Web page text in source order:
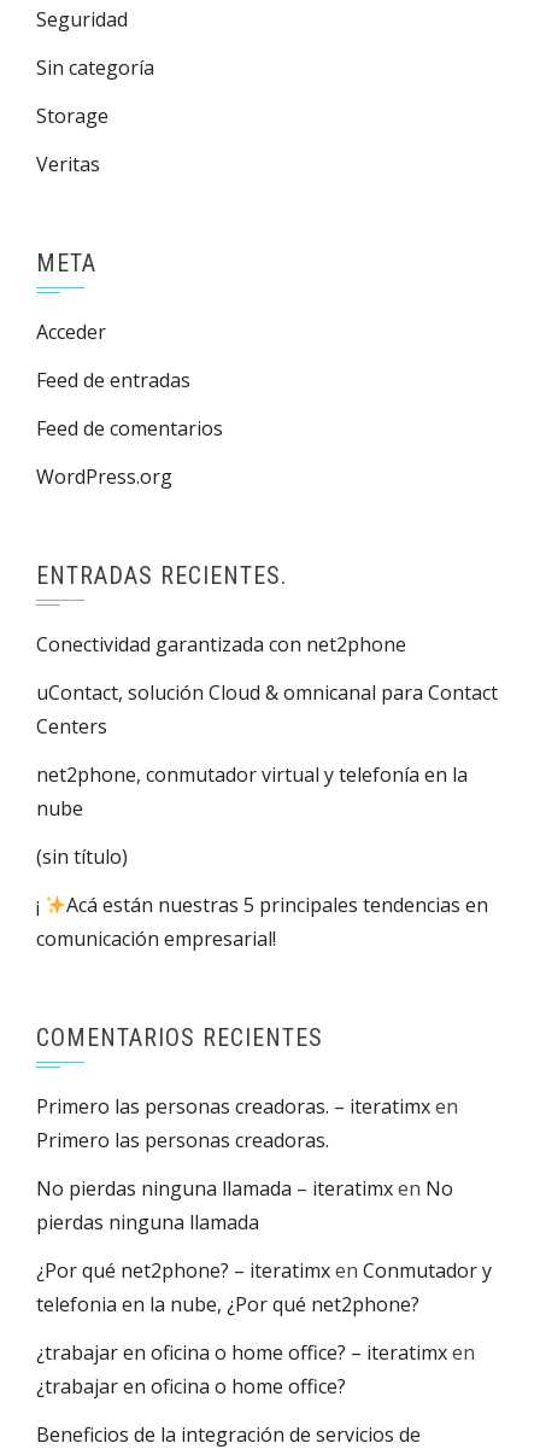
Seguridad
Sin categoría
Storage
Veritas
META
Acceder
Feed de entradas
Feed de comentarios
WordPress.org
ENTRADAS RECIENTES.
Conectividad garantizada con net2phone
uContact, solución Cloud & omnicanal para Contact
Centers
net2phone, conmutador virtual y telefonía en la
nube
(sin título)
¡
Acá están nuestras 5 principales tendencias en
comunicación empresarial!
COMENTARIOS RECIENTES
Primero las personas creadoras. – iteratimxen
Primero las personas creadoras.
No pierdas ninguna llamada – iteratimxen No
pierdas ninguna llamada
¿Por qué net2phone? – iteratimxen Conmutador y
telefonia en la nube, ¿Por qué net2phone?
¿trabajar en oficina o home office? – iteratimxen
¿trabajar en oficina o home office?
Beneficios de la integración de servicios de